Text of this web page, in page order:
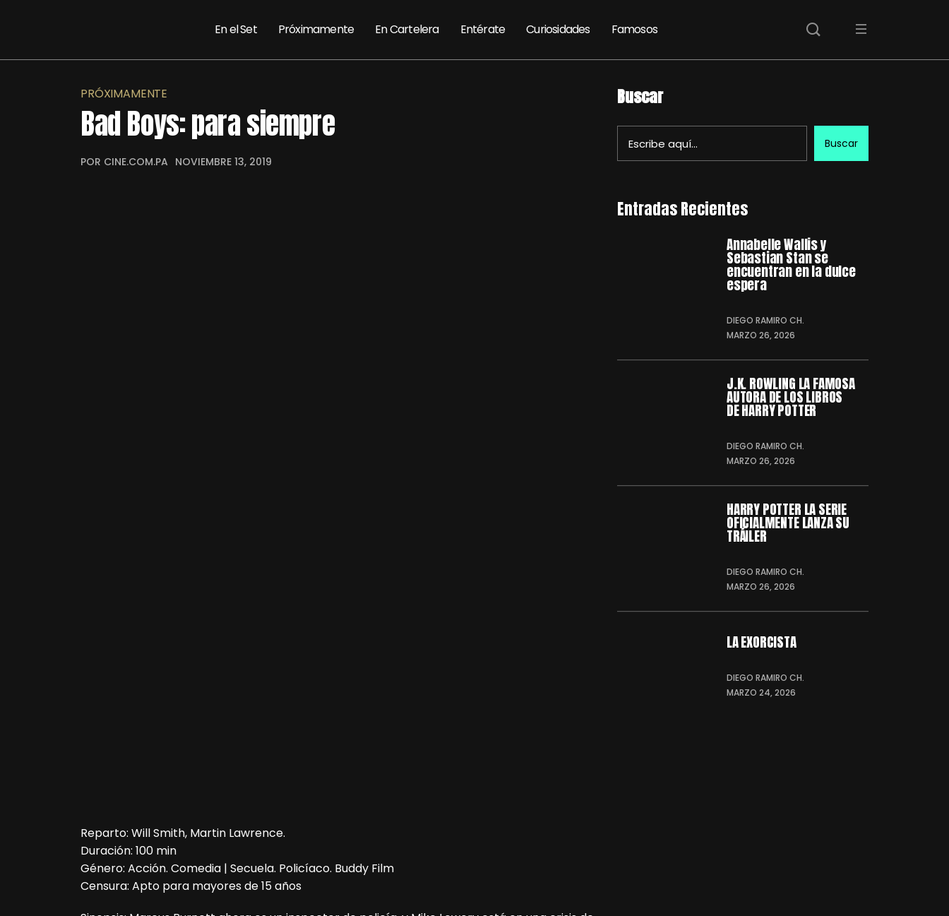
En el Set Próximamente En Cartelera Entérate Curiosidades Famosos
PRÓXIMAMENTE
Bad Boys: para siempre
POR CINE.COM.PA NOVIEMBRE 13, 2019
Reparto: Will Smith, Martin Lawrence.
Duración: 100 min
Género: Acción. Comedia | Secuela. Policíaco. Buddy Film
Censura: Apto para mayores de 15 años
Buscar
Buscar
Entradas Recientes
Annabelle Wallis y
Sebastian Stan se
encuentran en la dulce
espera
DIEGO RAMIRO CH.
MARZO 26, 2026
J.K. ROWLING LA FAMOSA
AUTORA DE LOS LIBROS
DE HARRY POTTER
DIEGO RAMIRO CH.
MARZO 26, 2026
HARRY POTTER LA SERIE
OFICIALMENTE LANZA SU
TRÁILER
DIEGO RAMIRO CH.
MARZO 26, 2026
LA EXORCISTA
DIEGO RAMIRO CH.
MARZO 24, 2026